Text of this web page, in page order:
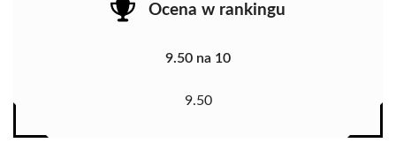
Ocena w rankingu
9.50 na 10
9.50